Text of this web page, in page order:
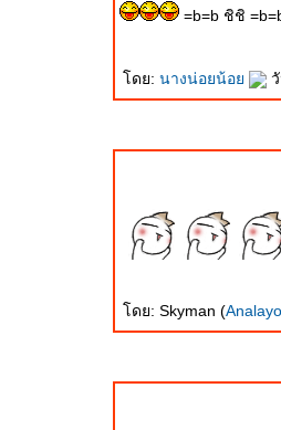
=b=b ชิชิ
ดย: นางน่อยน้อ
ดย: Skyman (Analayo